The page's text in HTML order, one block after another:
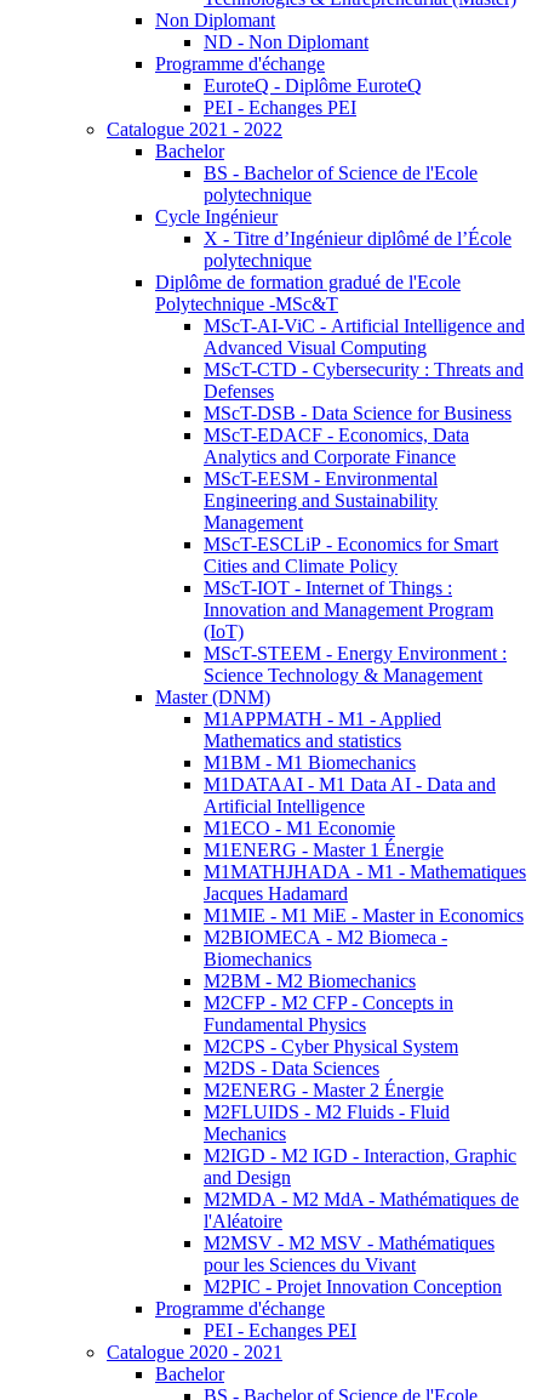
Non Diplomant
ND - Non Diplomant
Programme d'échange
EuroteQ - Diplôme EuroteQ
PEI - Echanges PEI
Catalogue 2021 - 2022
Bachelor
BS - Bachelor of Science de l'Ecole
polytechnique
Cycle Ingénieur
X - Titre d’Ingénieur diplômé de l’École
polytechnique
Diplôme de formation gradué de l'Ecole
Polytechnique -MSc&T
MScT-AI-ViC - Artificial Intelligence and
Advanced Visual Computing
MScT-CTD - Cybersecurity : Threats and
Defenses
MScT-DSB - Data Science for Business
MScT-EDACF - Economics, Data
Analytics and Corporate Finance
MScT-EESM - Environmental
Engineering and Sustainability
Management
MScT-ESCLiP - Economics for Smart
Cities and Climate Policy
MScT-IOT - Internet of Things :
Innovation and Management Program
(IoT)
MScT-STEEM - Energy Environment :
Science Technology & Management
Master (DNM)
M1APPMATH - M1 - Applied
Mathematics and statistics
M1BM - M1 Biomechanics
M1DATAAI - M1 Data AI - Data and
Artificial Intelligence
M1ECO - M1 Economie
M1ENERG - Master 1 Énergie
M1MATHJHADA - M1 - Mathematiques
Jacques Hadamard
M1MIE - M1 MiE - Master in Economics
M2BIOMECA - M2 Biomeca -
Biomechanics
M2BM - M2 Biomechanics
M2CFP - M2 CFP - Concepts in
Fundamental Physics
M2CPS - Cyber Physical System
M2DS - Data Sciences
M2ENERG - Master 2 Énergie
M2FLUIDS - M2 Fluids - Fluid
Mechanics
M2IGD - M2 IGD - Interaction, Graphic
and Design
M2MDA - M2 MdA - Mathématiques de
l'Aléatoire
M2MSV - M2 MSV - Mathématiques
pour les Sciences du Vivant
M2PIC - Projet Innovation Conception
Programme d'échange
PEI - Echanges PEI
Catalogue 2020 - 2021
Bachelor
BS - Bachelor of Science de l'Ecole